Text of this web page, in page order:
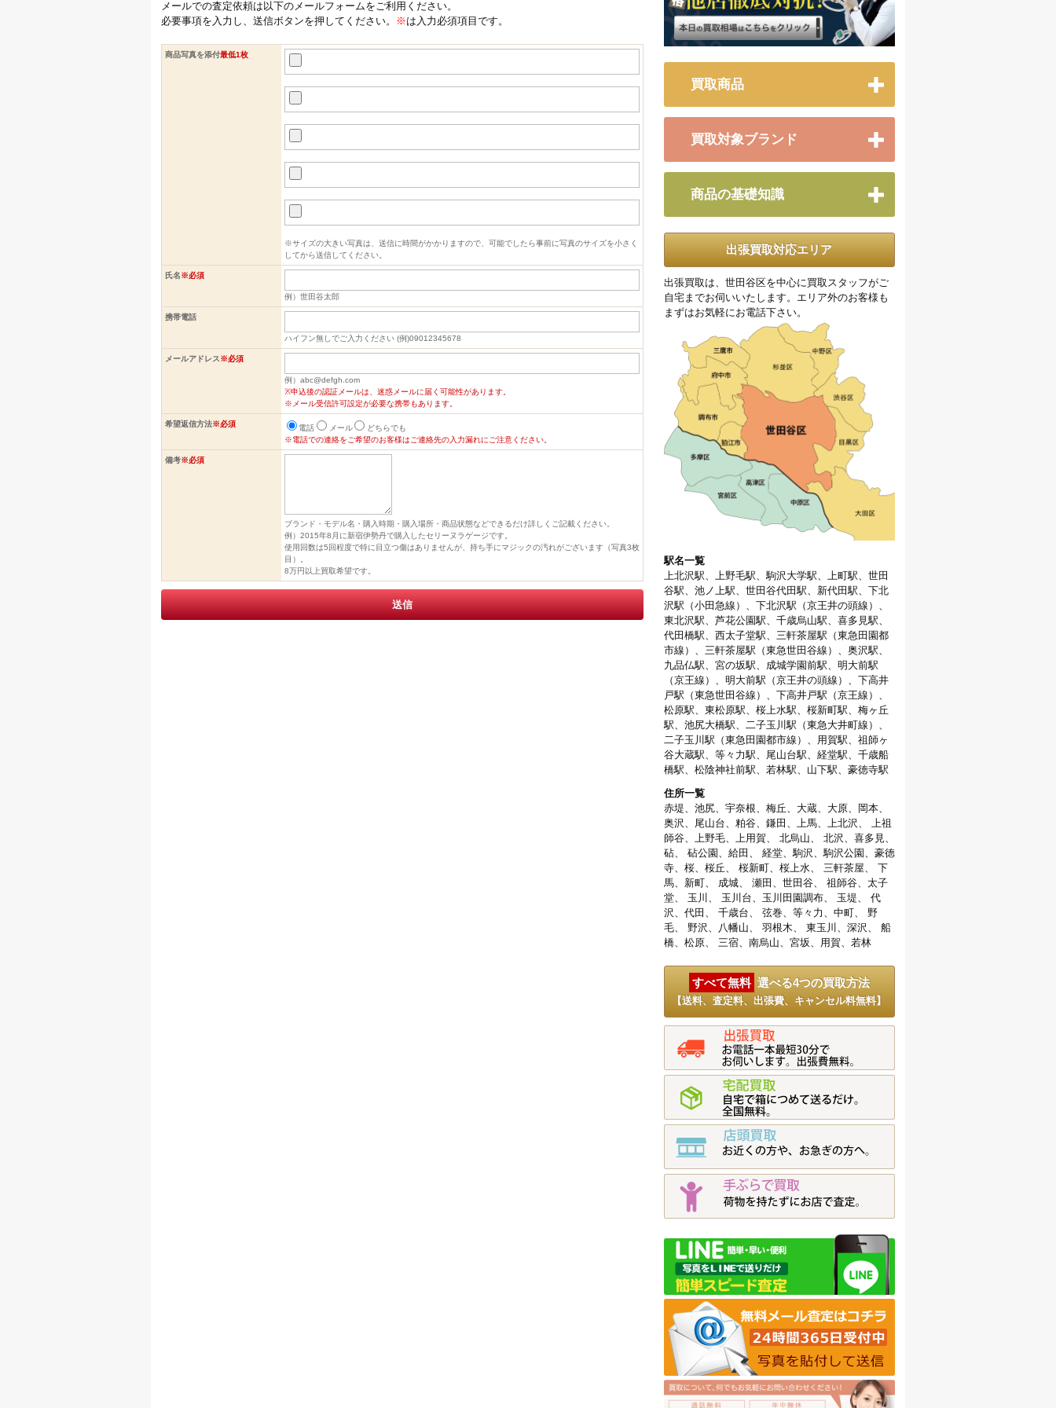
メールでの査定依頼は以下のメールフォームをご利用ください。
必要事項を入力し、送信ボタンを押してください。
※ は入力必須項目です。
商品写真を添付最低1枚
※サイズの大きい写真は、送信に時間がかかりますので、可能でしたら事前に写真のサイズを小さく
してから送信してください。
氏名※必須
例）世田谷太郎
携帯電話
ハイフン無しでご入力ください (例)09012345678
メールアドレス※必須
例）abc@defgh.com
※申込後の認証メールは、迷惑メールに届く可能性があります。
※メール受信許可設定が必要な携帯もあります。
希望返信方法※必須 電話 メール
どちらでも
※電話での連絡をご希望のお客様はご連絡先の入力漏れにご注意ください。
備考※必須
ブランド・モデル名・購入時期・購入場所・商品状態などできるだけ詳しくご記載ください。
例）2015年8月に新宿伊勢丹で購入したセリーヌラゲージです。
使用回数は5回程度で特に目立つ傷はありませんが、持ち手にマジックの汚れがございます（写真3枚
目）。
8万円以上買取希望です。
買取商品
買取対象ブランド
商品の基礎知識
出張買取対応エリア
出張買取は、世田谷区を中心に買取スタッフがご
自宅までお伺いいたします。エリア外のお客様も
まずはお気軽にお電話下さい。
駅名一覧
上北沢駅、上野毛駅、駒沢大学駅、上町駅、世田
谷駅、池ノ上駅、世田谷代田駅、新代田駅、下北
沢駅（小田急線）、下北沢駅（京王井の頭線）、
東北沢駅、芦花公園駅、千歳烏山駅、喜多見駅、
代田橋駅、西太子堂駅、三軒茶屋駅（東急田園都
市線）、三軒茶屋駅（東急世田谷線）、奥沢駅、
九品仏駅、宮の坂駅、成城学園前駅、明大前駅
（京王線）、明大前駅（京王井の頭線）、下高井
戸駅（東急世田谷線）、下高井戸駅（京王線）、
松原駅、東松原駅、桜上水駅、桜新町駅、梅ヶ丘
駅、池尻大橋駅、二子玉川駅（東急大井町線）、
二子玉川駅（東急田園都市線）、用賀駅、祖師ヶ
谷大蔵駅、等々力駅、尾山台駅、経堂駅、千歳船
橋駅、松陰神社前駅、若林駅、山下駅、豪徳寺駅
住所一覧
赤堤、池尻、宇奈根、梅丘、大蔵、大原、岡本、
奥沢、尾山台、粕谷、鎌田、上馬、上北沢、 上祖
師谷、上野毛、上用賀、 北烏山、 北沢、喜多見、
砧、 砧公園、給田、 経堂、駒沢、駒沢公園、豪徳
寺、桜、桜丘、 桜新町、桜上水、 三軒茶屋、 下
馬、新町、 成城、 瀬田、世田谷、 祖師谷、太子
堂、 玉川、 玉川台、玉川田園調布、 玉堤、 代
沢、代田、 千歳台、 弦巻、等々力、中町、 野
毛、 野沢、八幡山、 羽根木、 東玉川、深沢、 船
橋、松原、 三宿、南烏山、宮坂、用賀、若林
すべて無料 選べる4つの買取方法
【送料、査定料、出張費、キャンセル料無料】